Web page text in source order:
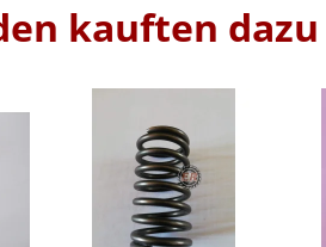
kauften